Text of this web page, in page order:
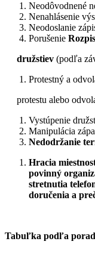
Neodôvodnené
Nenahlásenie
Neodoslanie
Porušenie
družstiev (podľa
Protestný a
protestu alebo
Vystúpenie
Manipulácia
Nedodržanie
Hracia
povinný
stretnutia
doručenia a
Tabuľka podľa